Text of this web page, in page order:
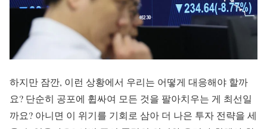
하지만 잠깐, 이런 상황에서 우리는 어떻게 대응해야 할까
요? 단순히 공포에 휩싸여 모든 것을 팔아치우는 게 최선일
까요? 아니면 이 위기를 기회로 삼아 더 나은 투자 전략을 세